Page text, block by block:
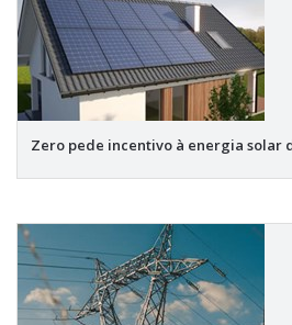
Zero pede incentivo à energia solar